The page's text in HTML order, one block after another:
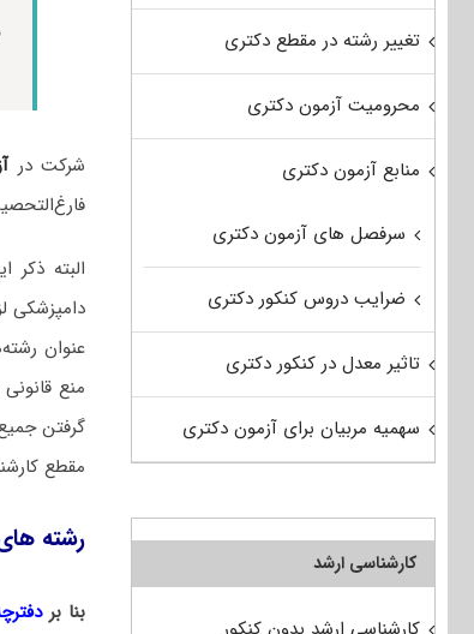
شرکت در
البته
دامپزشکی
عنوان
منع
گرفتن
مقطع
رشته
بنا بر
تغییر رشته در مقطع دکتری
محرومیت آزمون دکتری
منابع آزمون دکتری
سرفصل های آزمون دکتری
ضرایب دروس کنکور دکتری
تاثیر معدل در کنکور دکتری
سهمیه مربیان برای آزمون دکتری
کارشناسی ارشد